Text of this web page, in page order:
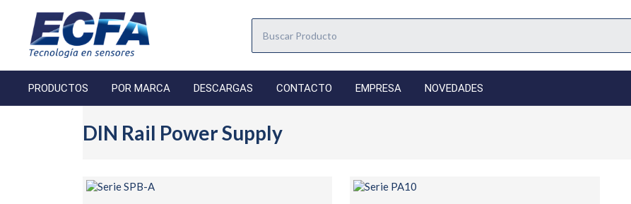
PRODUCTOS POR MARCA DESCARGAS CONTACTO EMPRESA NOVEDADES
DIN Rail Power Supply